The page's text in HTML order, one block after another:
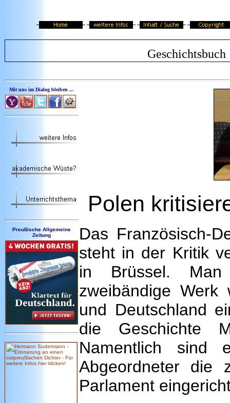
Geschichtsbuch
Mit uns im Dialog bleiben ...
Preußische Allgemeine
Zeitung
Polen
Das Französisch-
steht in der Kritik
in Brüssel.
zweibändige
und Deutschland
die Geschichte
Namentlich sind
Abgeordneter die
Parlament